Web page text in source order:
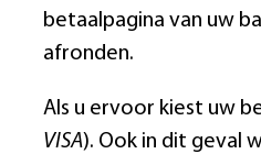
betaalpagina van uw
afronden.
Als u ervoor kiest uw
VISA). Ook in dit geval